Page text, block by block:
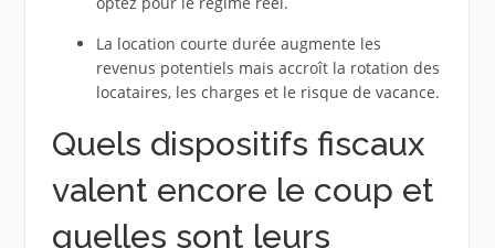
La location courte durée augmente les
revenus potentiels mais accroît la rotation des
locataires, les charges et le risque de vacance.
Quels dispositifs fiscaux
valent encore le coup et
quelles sont leurs